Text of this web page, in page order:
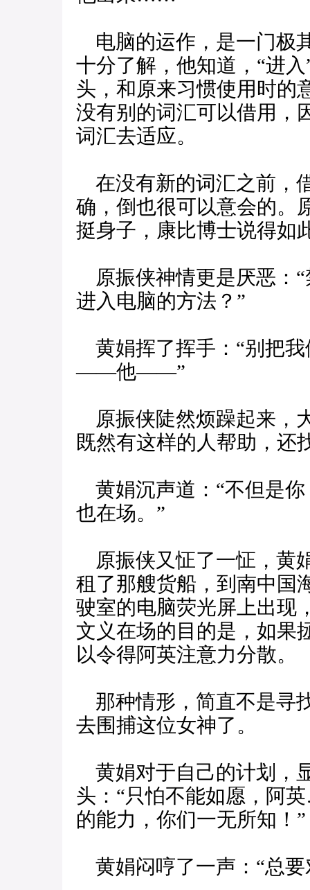
电脑的运作，是一门极
十分了解，他知道，“进
头，和原来习惯使用时的
没有别的词汇可以借用，
词汇去适应。
在没有新的词汇之前，
确，倒也很可以意会的。
挺身子，康比博士说得如
原振侠神情更是厌恶：
进入电脑的方法？”
黄娟挥了挥手：“别把
——他——”
原振侠陡然烦躁起来，
既然有这样的人帮助，还
黄娟沉声道：“不但是
也在场。”
原振侠又怔了一怔，黄
租了那艘货船，到南中国
驶室的电脑荧光屏上出现
文义在场的目的是，如果
以令得阿英注意力分散。
那种情形，简直不是寻
去围捕这位女神了。
黄娟对于自己的计划，
头：“只怕不能如愿，
的能力，你们一无所知！”
黄娟闷哼了一声：“总要